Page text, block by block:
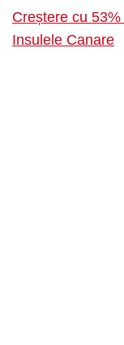
Creștere cu
Insulele Canare